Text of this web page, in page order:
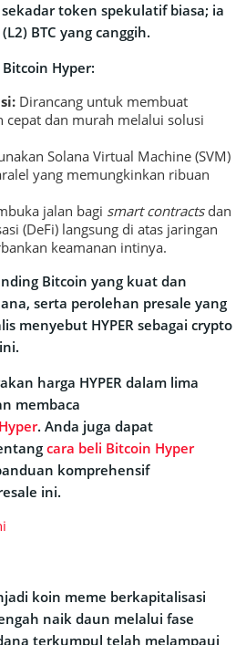
token spekulatif biasa; ia
BTC yang canggih.
Hyper:
Dirancang untuk membuat
cepat dan murah melalui solusi
Solana Virtual Machine (SVM)
yang memungkinkan ribuan
jalan bagi smart contractsdan
(DeFi) langsung di atas jaringan
keamanan intinya.
Bitcoin yang kuat dan
serta perolehan presale yang
menyebut HYPER sebagai crypto
harga HYPER dalam lima
membaca
. Anda juga dapat
cara beli Bitcoin Hyper
komprehensif
ini.
koin meme berkapitalisasi
naik daun melalui fase
terkumpul telah melampaui